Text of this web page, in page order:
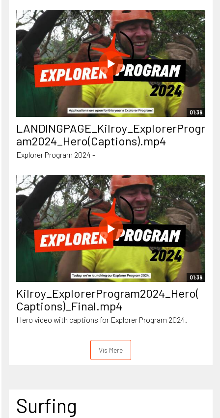
01:39
LANDINGPAGE_Kilroy_ExplorerProgr
am2024_Hero(Captions).mp4
Explorer Program 2024 -
01:39
Kilroy_ExplorerProgram2024_Hero(
Captions)_Final.mp4
Hero video with captions for Explorer Program 2024.
Vis Mere
Surfing